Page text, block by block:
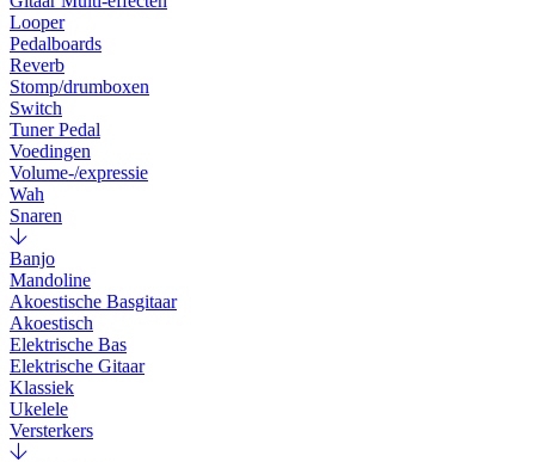
Looper
Pedalboards
Reverb
Stomp/drumboxen
Switch
Tuner Pedal
Voedingen
Volume-/expressie
Wah
Snaren
Banjo
Mandoline
Akoestische Basgitaar
Akoestisch
Elektrische Bas
Elektrische Gitaar
Klassiek
Ukelele
Versterkers